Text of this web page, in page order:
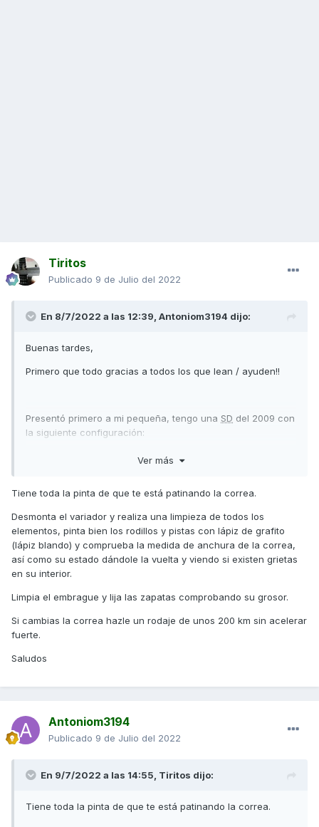
Tiritos
Publicado 9 de Julio del 2022
En 8/7/2022 a las 12:39, Antoniom3194 dijo:
Buenas tardes,
Primero que todo gracias a todos los que lean / ayuden!!
Presentó primero a mi pequeña, tengo una SD del 2009 con
la siguiente configuración:
Variador malossi multivar,
El caso es que cuando puse los rodillos (tendrán unos 5
meses) la moto iba genial, unas 9000rpm constantes desde
los 0km/h hasta la punta (bueno aquí subía algo hasta
9800), después de dos meses con los rodillos la moto
empieza a 9000rpm, aquí hay una bajada de rpm hasta
peligrosa (que la moto deja de acelerar, como si frenaras,
sopetón a las 7800 aprox, y subiendo muy lento hasta las
de golpe, si sueltas el gas y le das a tope la mayoría de las
veces se sube hasta las 9000 unos 5/10 segundos y se
Es decir:
nuevo 9000rpm y a los segundos vuelve a bajar a las
Ver más
Tiene toda la pinta de que te está patinando la correa.
Desmonta el variador y realiza una limpieza de todos los
elementos, pinta bien los rodillos y pistas con lápiz de grafito
(lápiz blando) y comprueba la medida de anchura de la correa,
así como su estado dándole la vuelta y viendo si existen grietas
en su interior.
Limpia el embrague y lija las zapatas comprobando su grosor.
Si cambias la correa hazle un rodaje de unos 200 km sin acelerar
fuerte.
Saludos
Antoniom3194
Publicado 9 de Julio del 2022
En 9/7/2022 a las 14:55, Tiritos dijo:
Tiene toda la pinta de que te está patinando la correa.